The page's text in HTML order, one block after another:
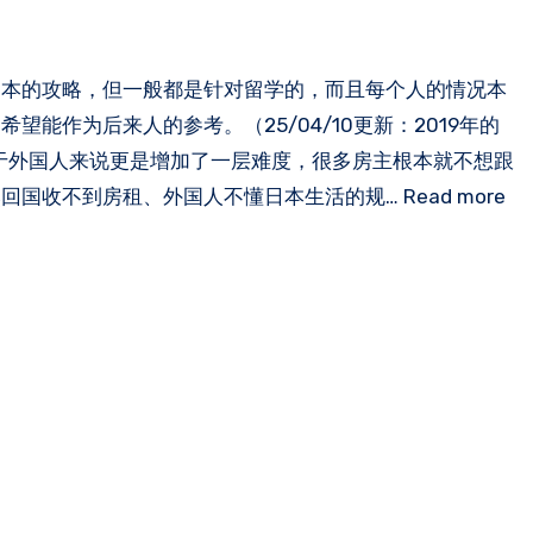
的攻略，但一般都是针对留学的，而且每个人的情况本
望能作为后来人的参考。（25/04/10更新：2019年的
国人来说更是增加了一层难度，很多房主根本就不想跟
国收不到房租、外国人不懂日本生活的规… Read more